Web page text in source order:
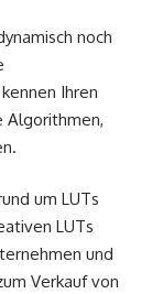
noch
Ihren
Algorithmen,
um LUTs
LUTs
und
Verkauf von